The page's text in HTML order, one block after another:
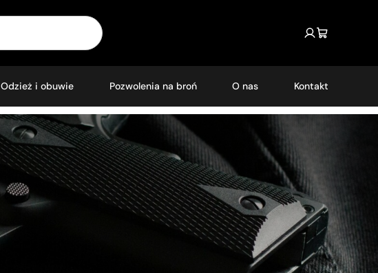
Odzież i obuwie Pozwolenia na broń O nas Kontakt